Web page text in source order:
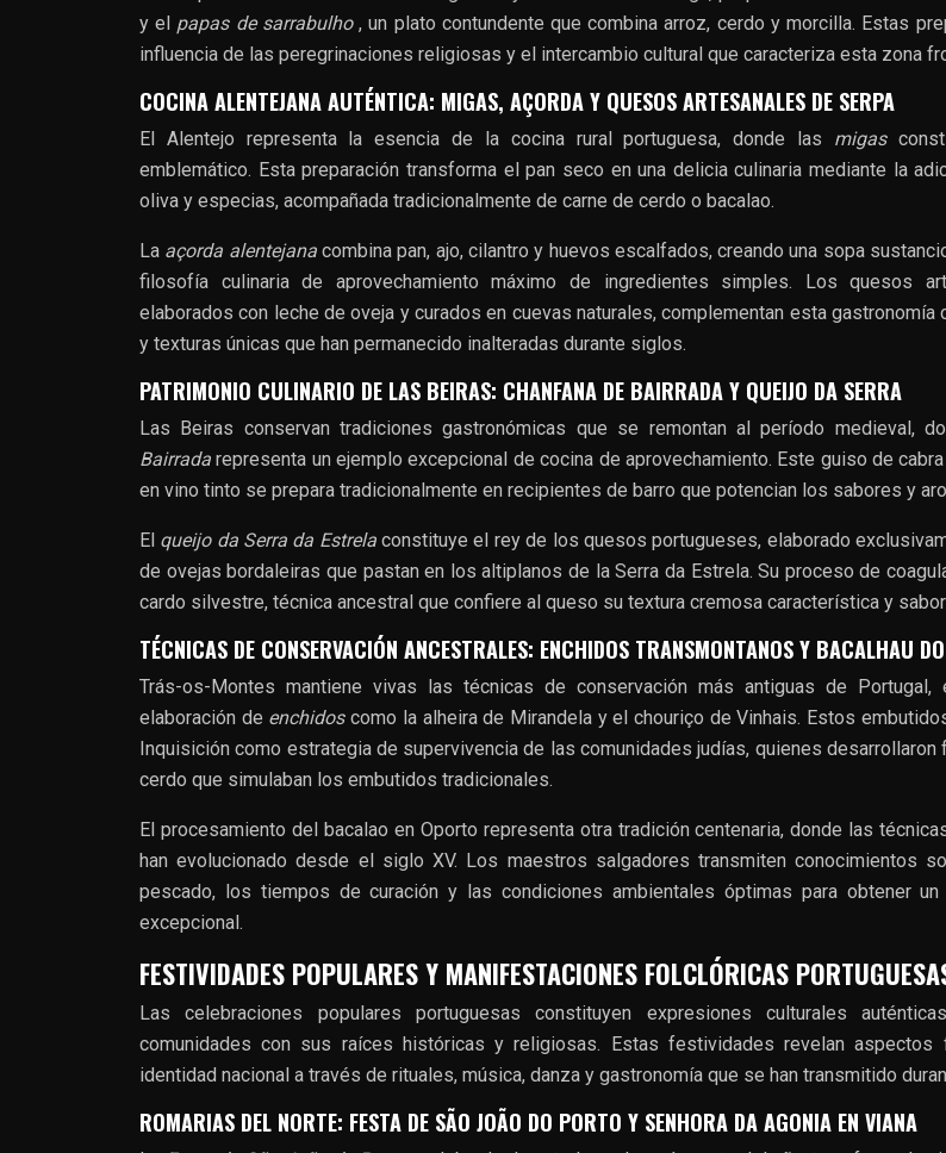
y el papas de sarrabulho, un plato contundente que combina arroz, cerdo y morcilla. Estas
influencia de las peregrinaciones religiosas y el intercambio cultural que caracteriza esta zona
COCINA ALENTEJANA AUTÉNTICA: MIGAS, AÇORDA Y QUESOS ARTESANALES DE SERPA
El Alentejo representa la esencia de la cocina rural portuguesa, donde las migas
emblemático. Esta preparación transforma el pan seco en una delicia culinaria mediante la
oliva y especias, acompañada tradicionalmente de carne de cerdo o bacalao.
La açorda alentejana combina pan, ajo, cilantro y huevos escalfados, creando una sopa
filosofía culinaria de aprovechamiento máximo de ingredientes simples. Los quesos
elaborados con leche de oveja y curados en cuevas naturales, complementan esta
y texturas únicas que han permanecido inalteradas durante siglos.
PATRIMONIO CULINARIO DE LAS BEIRAS: CHANFANA DE BAIRRADA Y QUEIJO DA SERRA
Las Beiras conservan tradiciones gastronómicas que se remontan al período medieval,
Bairradarepresenta un ejemplo excepcional de cocina de aprovechamiento. Este guiso de
en vino tinto se prepara tradicionalmente en recipientes de barro que potencian los sabores y
El queijo da Serra da Estrelaconstituye el rey de los quesos portugueses, elaborado
de ovejas bordaleiras que pastan en los altiplanos de la Serra da Estrela. Su proceso de
cardo silvestre, técnica ancestral que confiere al queso su textura cremosa característica y
TÉCNICAS DE CONSERVACIÓN ANCESTRALES: ENCHIDOS TRANSMONTANOS Y BACALHAU
Trás-os-Montes mantiene vivas las técnicas de conservación más antiguas de Portugal,
elaboración de enchidoscomo la alheira de Mirandela y el chouriço de Vinhais. Estos
Inquisición como estrategia de supervivencia de las comunidades judías, quienes desarrollaron
cerdo que simulaban los embutidos tradicionales.
El procesamiento del bacalao en Oporto representa otra tradición centenaria, donde las
han evolucionado desde el siglo XV. Los maestros salgadores transmiten conocimientos
pescado, los tiempos de curación y las condiciones ambientales óptimas para obtener un
excepcional.
FESTIVIDADES POPULARES Y MANIFESTACIONES FOLCLÓRICAS
Las celebraciones populares portuguesas constituyen expresiones culturales
comunidades con sus raíces históricas y religiosas. Estas festividades revelan aspectos
identidad nacional a través de rituales, música, danza y gastronomía que se han transmitido
ROMARIAS DEL NORTE: FESTA DE SÃO JOÃO DO PORTO Y SENHORA DA AGONIA EN VIANA